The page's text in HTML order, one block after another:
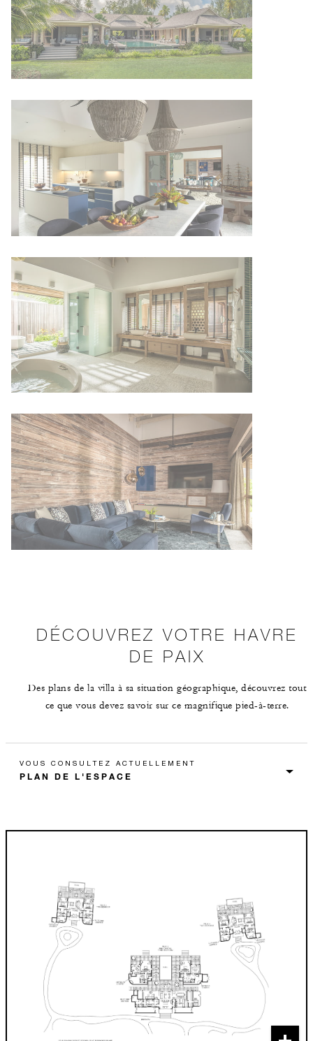
DÉCOUVREZ VOTRE HAVRE
DE PAIX
Des plans de la villa à sa situation géographique, découvrez tout
ce que vous devez savoir sur ce magnifique pied-à-terre.
VOUS CONSULTEZ ACTUELLEMENT